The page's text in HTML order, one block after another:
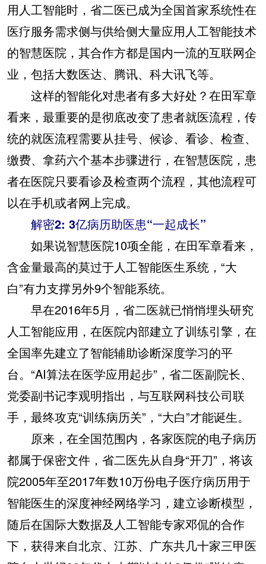
用人工智能时，省二医已成为全国首家系统性在
医疗服务需求侧与供给侧大量应用人工智能技术
的智慧医院，其合作方都是国内一流的互联网企
业，包括大数医达、腾讯、科大讯飞等。
这样的智能化对患者有多大好处？在田军章
看来，最重要的是彻底改变了患者就医流程，传
统的就医流程需要从挂号、候诊、看诊、检查、
缴费、拿药六个基本步骤进行，在智慧医院，患
者在医院只要看诊及检查两个流程，其他流程可
以在手机或者网上完成。
解密2: 3亿病历助医患“一起成长”
如果说智慧医院10项全能，在田军章看来，
含金量最高的莫过于人工智能医生系统，“大
白”有力支撑另外9个智能系统。
早在2016年5月，省二医就已悄悄埋头研究
人工智能应用，在医院内部建立了训练引擎，在
全国率先建立了智能辅助诊断深度学习的平
台。“AI算法在医学应用起步”，省二医副院长、
党委副书记李观明指出，与互联网科技公司联
手，最终攻克“训练病历关”，“大白”才能诞生。
原来，在全国范围内，各家医院的电子病历
都属于保密文件，省二医先从自身“开刀”，将该
院2005年至2017年数10万份电子医疗病历用于
智能医生的深度神经网络学习，建立诊断模型，
随后在国际大数据及人工智能专家邓侃的合作
下，获得来自北京、江苏、广东共几十家三甲医